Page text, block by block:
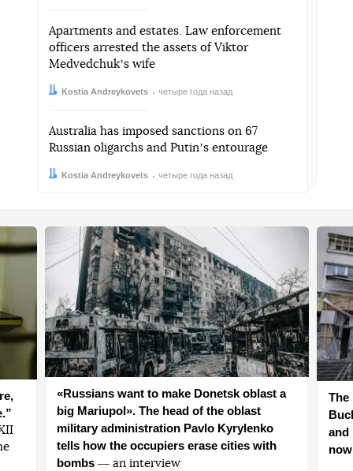
Apartments and estates. Law enforcement
officers arrested the assets of Viktor
Medvedchukʼs wife
Автор:Kostia Andreykovets
Дата: четыре года назад
Australia has imposed sanctions on 67
Russian oligarchs and Putinʼs entourage
Автор:Kostia Andreykovets
Дата: четыре года назад
«Russians want to make Donetsk oblast a
big Mariupol». The head of the oblast
military administration Pavlo Kyrylenko
tells how the occupiers erase cities with
bombs ― an interview
The
and
now